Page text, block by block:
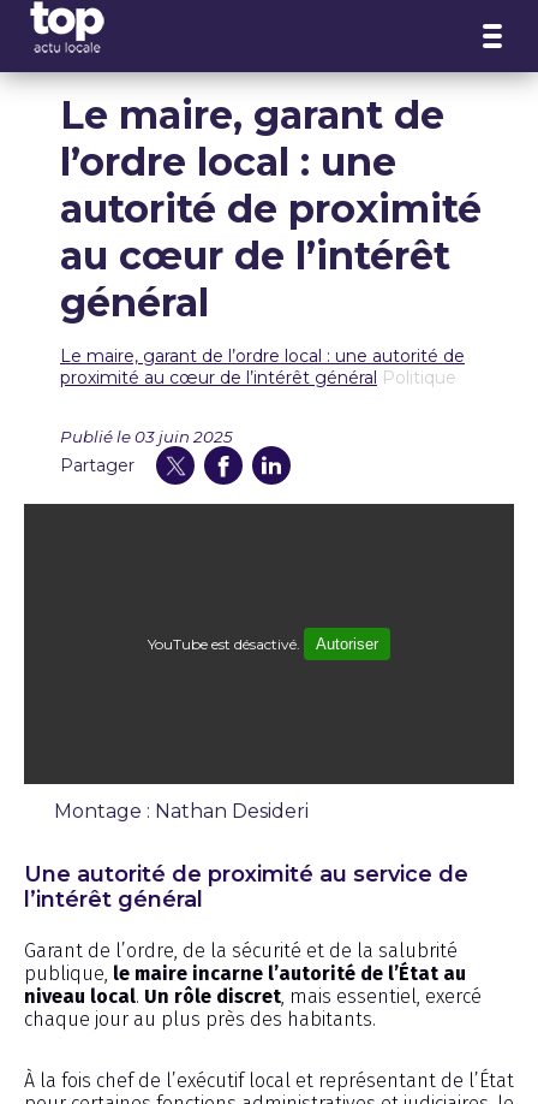
Le maire, garant de
l’ordre local : une
autorité de proximité
au cœur de l’intérêt
général
Le maire, garant de l’ordre local : une autorité de
proximité au cœur de l’intérêt général Politique
Publié le 03 juin 2025
Partager
YouTube est désactivé. Autoriser
Montage : Nathan Desideri
Une autorité de proximité au service de
l’intérêt général
Garant de l’ordre, de la sécurité et de la salubrité
publique, le maire incarne l’autorité de l’État au
niveau local. Un rôle discret , mais essentiel, exercé
chaque jour au plus près des habitants.
À la fois chef de l’exécutif local et représentant de l’État
Panneau de gestion des cookies